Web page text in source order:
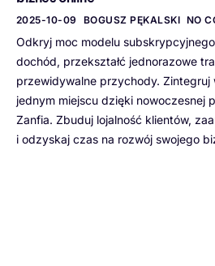
2025-10-09 BOGUSZ PĘKALSKI NO
Odkryj moc modelu
dochód, przekształć jednorazowe
przewidywalne przychody.
jednym miejscu dzięki nowoczesnej
Zanfia. Zbuduj lojalność klientów,
i odzyskaj czas na rozwój swojego